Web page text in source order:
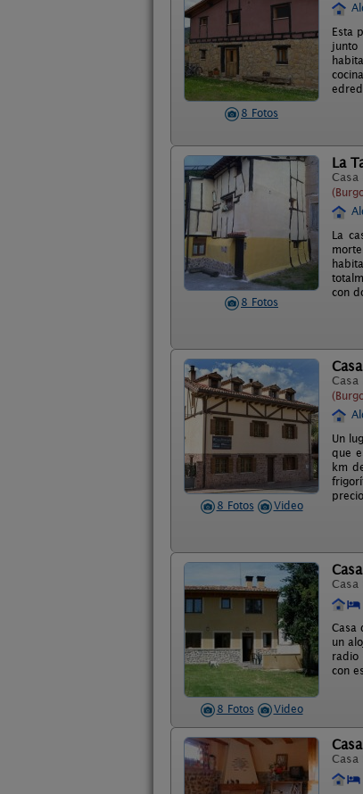
8 Fotos
Esta
junto
8 Fotos
La
Casa
La
con
8 Fotos Video
Casa
Un
que
km
8 Fotos Video
Casa
Casa
un
radio
con
Casa